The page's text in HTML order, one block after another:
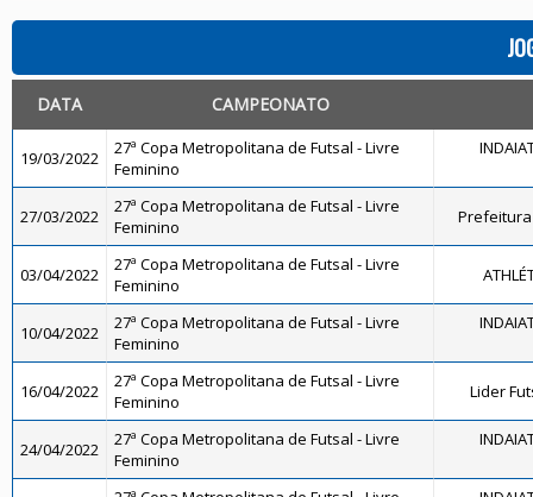
DATA CAMPEONATO
19/03/2022
27ª Copa Metropolitana de Futsal - Livre
Feminino
27/03/2022
27ª Copa Metropolitana de Futsal - Livre
Feminino
03/04/2022
27ª Copa Metropolitana de Futsal - Livre
Feminino
10/04/2022
27ª Copa Metropolitana de Futsal - Livre
Feminino
16/04/2022
27ª Copa Metropolitana de Futsal - Livre
Feminino
Lider
24/04/2022
27ª Copa Metropolitana de Futsal - Livre
Feminino